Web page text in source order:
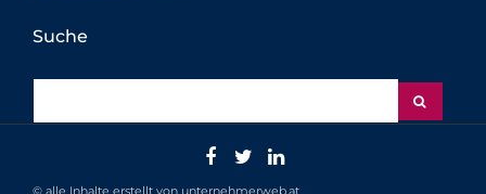
Suche
© alle Inhalte erstellt von unternehmerweb.at